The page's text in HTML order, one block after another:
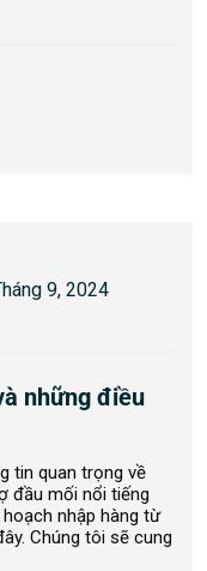
9, 2024
những điều
tin quan trọng về
đầu mối nổi tiếng
nhập hàng từ
Chúng tôi sẽ cung